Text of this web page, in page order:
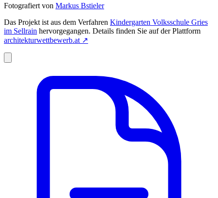
Fotografiert von Markus Bstieler
Das Projekt ist aus dem Verfahren Kindergarten Volksschule Gries
im Sellrain hervorgegangen. Details finden Sie auf der Plattform
architekturwettbewerb.at ↗